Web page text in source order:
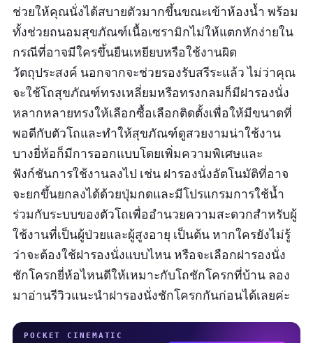
ช่วยให้คุณนั่งได้สบายตัวมากขึ้นขณะเข้าห้องน้ำ พร้อม
ทั้งช่วยถนอมสุขภัณฑ์เนื้อเซรามิกไม่ให้แตกหักง่ายใน
กรณีที่อาจมีใครขึ้นยืนเหยียบหรือใช้งานผิด
วัตถุประสงค์ นอกจากจะช่วยรองรับสรีระแล้ว ไม่ว่าคุณ
จะใช้โถสุขภัณฑ์ทรงเหลี่ยมหรือทรงกลมก็มีฝารองนั่ง
หลากหลายทรงให้เลือกซื้อเลือกติดตั้งเพื่อให้มีขนาดที่
พอดีกับตัวโถและทำให้สุขภัณฑ์ดูสวยงามน่าใช้งาน
บางยี่ห้อก็มีการออกแบบโดยเพิ่มความพิเศษและ
ฟังก์ชันการใช้งานลงไป เช่น ฝารองนั่งอัตโนมัติที่อาจ
จะยกขึ้นยกลงได้ด้วยปุ่มกดและมีโปรแกรมการใช้น้ำ
ร่วมกับระบบของตัวโถเพื่ออำนวยความสะดวกสำหรับผู้
ใช้งานที่เป็นผู้ป่วยและผู้สูงอายุ เป็นต้น หากใครยังไม่รู้
ว่าจะต้องใช้ฝารองนั่งแบบไหน หรือจะเลือกฝารองนั่ง
ชักโครกยี่ห้อไหนดีให้เหมาะกับโถชักโครกที่บ้าน ลอง
มาอ่านรีวิวแนะนำฝารองนั่งชักโครกกันก่อนได้เลยค่ะ
POCKET CINEMATIC